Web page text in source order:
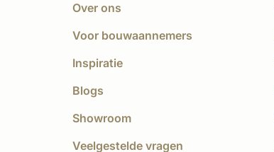
Over ons
Voor bouwaannemers
Inspiratie
Blogs
Showroom
Veelgestelde vragen